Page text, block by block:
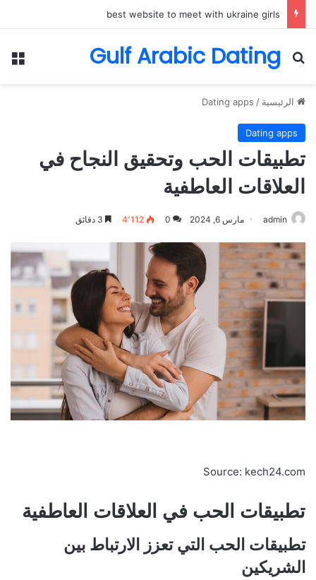
best website to meet with ukraine girls
Gulf Arabic Dating
بحث عن
الرئيسية /
Dating apps
Dating apps
تطبيقات الحب وتحقيق النجاح في
العلاقات العاطفية
admin مارس 6, 2024 0 4٬112
Source: kech24.com
تطبيقات الحب في العلاقات العاطفية
تطبيقات الحب التي تعزز الارتباط بين
الشريكين